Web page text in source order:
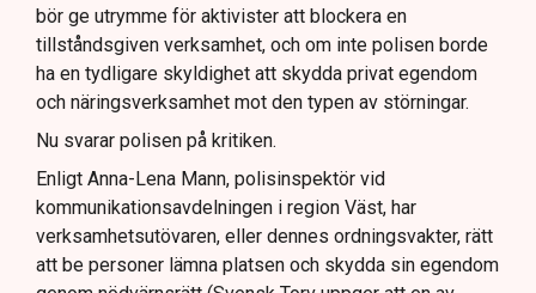
bör ge utrymme för aktivister att blockera en
tillståndsgiven verksamhet, och om inte polisen borde
ha en tydligare skyldighet att skydda privat egendom
och näringsverksamhet mot den typen av störningar.
Nu svarar polisen på kritiken.
Enligt Anna-Lena Mann, polisinspektör vid
kommunikationsavdelningen i region Väst, har
verksamhetsutövaren, eller dennes ordningsvakter, rätt
att be personer lämna platsen och skydda sin egendom